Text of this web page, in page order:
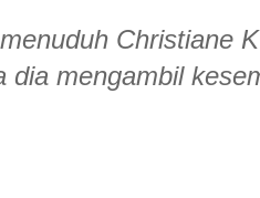
Christiane
mengambil